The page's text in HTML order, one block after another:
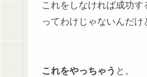
これをしなければ成功す
ってわけじゃないんだけ
これをやっちゃう と。